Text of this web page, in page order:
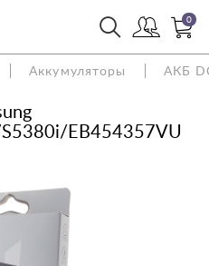
0
Аккумуляторы АКБ
EB454357VU